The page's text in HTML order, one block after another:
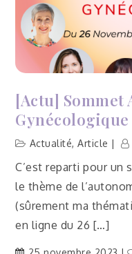
[Actu] Sommet
Actualité,Article
C’est reparti pour
le thème de
(sûrement ma
en ligne du 26 […]